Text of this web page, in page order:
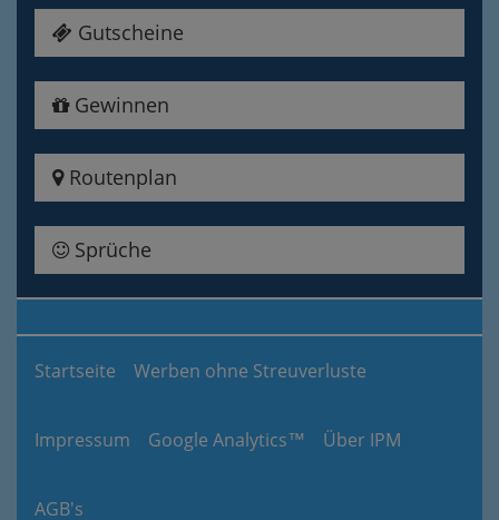
Gutscheine
Gewinnen
Routenplan
Sprüche
Startseite Werben ohne Streuverluste
Impressum Google Analytics™ Über IPM
AGB's